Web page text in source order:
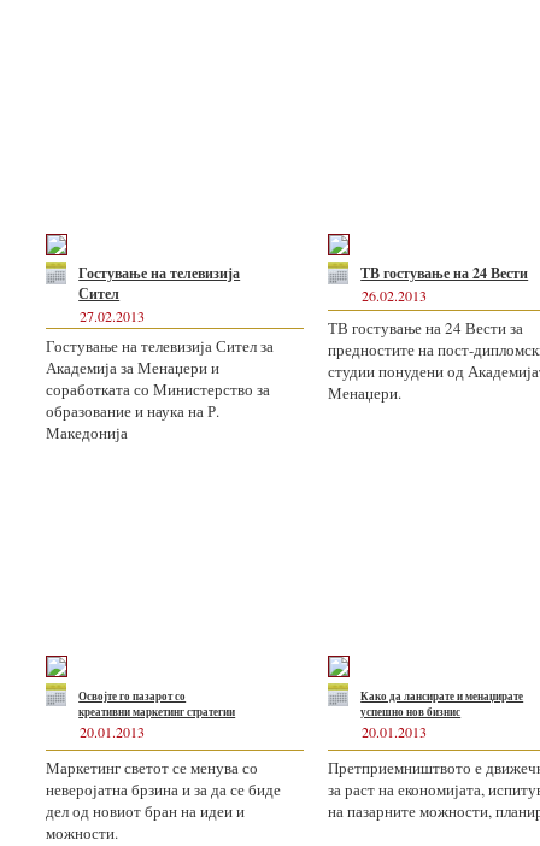
Гостување на телевизија
Сител
27.02.2013
Гостување на телевизија Сител за
Академија за Менаџери и
соработката со Министерство за
образование и наука на Р.
Македонија
ТВ гостување на 24 Вести
26.02.2013
ТВ гостување на 24 Вести за
предностите на пост-
студии понудени од
Менаџери.
Освојте го пазарот со
креативни маркетинг стратегии
20.01.2013
Маркетинг светот се менува со
неверојатна брзина и за да се биде
дел од новиот бран на идеи и
можности.
Како да лансирате и менаџирате
успешно нов бизнис
20.01.2013
Претприемништвото е
за раст на економијата,
на пазарните можности,